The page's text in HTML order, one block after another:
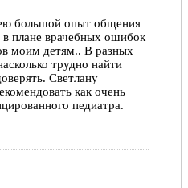
был сделан в пользу
институт по
и сразу же начала
медицинскую
аллергология и
неврология,
большой опыт общения
плане врачебных ошибок
моим детям.. В разных
трудно найти
Светлану
как очень
педиатра.